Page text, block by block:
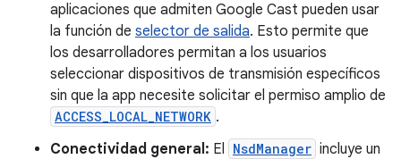
aplicaciones que admiten Google Cast pueden usar
la función de selector de salida. Esto permite que
los desarrolladores permitan a los usuarios
seleccionar dispositivos de transmisión específicos
sin que la app necesite solicitar el permiso amplio de
ACCESS_LOCAL_NETWORK .
Conectividad general: El NsdManager incluye un